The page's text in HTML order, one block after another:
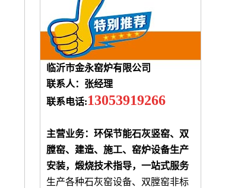
临沂市金永窑炉有限公司
联系人：张经理
联系电话:13053919266
主营业务：环保节能石灰竖窑、双
膛窑、建造、施工、窑炉设备生产
安装，煅烧技术指导，一站式服务
生产各种石灰窑设备、双膛窑非标